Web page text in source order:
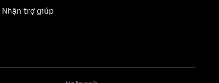
Nhận trợ giúp